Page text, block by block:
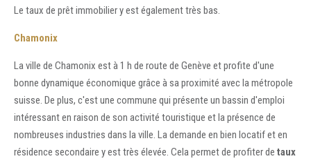
Le taux de prêt immobilier y est également très bas.
Chamonix
La ville de Chamonix est à 1 h de route de Genève et profite d'une
bonne dynamique économique grâce à sa proximité avec la métropole
suisse. De plus, c'est une commune qui présente un bassin d'emploi
intéressant en raison de son activité touristique et la présence de
nombreuses industries dans la ville. La demande en bien locatif et en
résidence secondaire y est très élevée. Cela permet de profiter de taux